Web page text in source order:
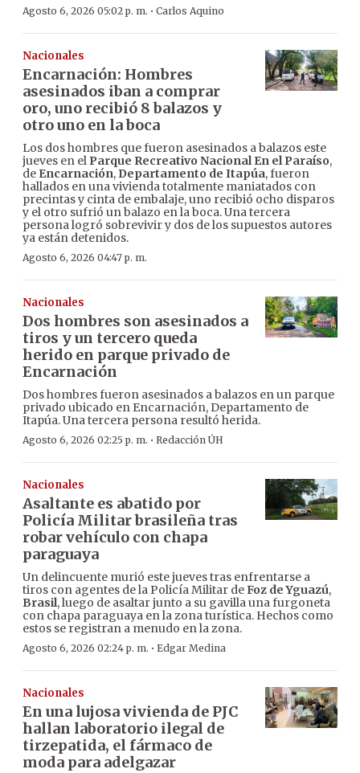
Agosto 6, 2026 05:02 p. m. · Carlos Aquino
Nacionales
Encarnación: Hombres
asesinados iban a comprar
oro, uno recibió 8 balazos y
otro uno en la boca
Los dos hombres que fueron asesinados a balazos este
jueves en el Parque Recreativo Nacional En el Paraíso,
de Encarnación, Departamento de Itapúa, fueron
hallados en una vivienda totalmente maniatados con
precintas y cinta de embalaje, uno recibió ocho disparos
y el otro sufrió un balazo en la boca. Una tercera
persona logró sobrevivir y dos de los supuestos autores
ya están detenidos.
Agosto 6, 2026 04:47 p. m.
Nacionales
Dos hombres son asesinados a
tiros y un tercero queda
herido en parque privado de
Encarnación
Dos hombres fueron asesinados a balazos en un parque
privado ubicado en Encarnación, Departamento de
Itapúa. Una tercera persona resultó herida.
Agosto 6, 2026 02:25 p. m. · Redacción ÚH
Nacionales
Asaltante es abatido por
Policía Militar brasileña tras
robar vehículo con chapa
paraguaya
Un delincuente murió este jueves tras enfrentarse a
tiros con agentes de la Policía Militar deFoz de Yguazú,
Brasil, luego de asaltar junto a su gavilla una furgoneta
con chapa paraguaya en la zona turística. Hechos como
estos se registran a menudo en la zona.
Agosto 6, 2026 02:24 p. m. · Edgar Medina
Nacionales
En una lujosa vivienda de PJC
hallan laboratorio ilegal de
tirzepatida, el fármaco de
moda para adelgazar